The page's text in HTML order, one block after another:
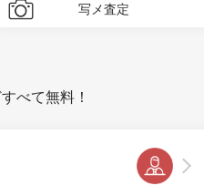
写メ査定
べて無料！